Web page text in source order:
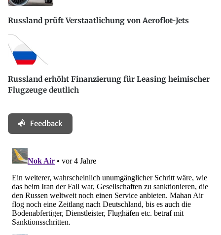
Russland prüft Verstaatlichung von Aeroflot-Jets
Russland erhöht Finanzierung für Leasing heimischer
Flugzeuge deutlich
Feedback